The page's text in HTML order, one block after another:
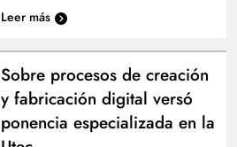
Leer más
Sobre procesos de creación
y fabricación digital versó
ponencia especializada en la